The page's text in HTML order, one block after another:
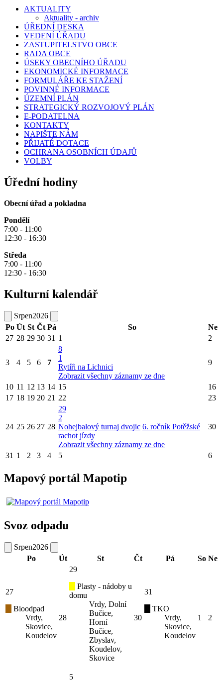
AKTUALITY
Aktuality - archiv
ÚŘEDNÍ DESKA
VEDENÍ ÚŘADU
ZASTUPITELSTVO OBCE
RADA OBCE
ÚSEKY OBECNÍHO ÚŘADU
EKONOMICKÉ INFORMACE
FORMULÁŘE KE STAŽENÍ
POVINNÉ INFORMACE
ÚZEMNÍ PLÁN
STRATEGICKÝ ROZVOJOVÝ PLÁN
E-PODATELNA
KONTAKTY
NAPIŠTE NÁM
PŘIJATÉ DOTACE
OCHRANA OSOBNÍCH ÚDAJŮ
VOLBY
Úřední hodiny
Obecní úřad a pokladna
Pondělí
7:00 - 11:00
12:30 - 16:30
Středa
7:00 - 11:00
12:30 - 16:30
Kulturní kalendář
Srpen2026
Po Út St Čt Pá So
Ne
27 28 29 30 31 1 2
3 4 5 6 7
8
1
Rytíři na Lichnici
Zobrazit všechny záznamy ze dne
9
10 11 12 13 14 15
16
17 18 19 20 21 22 23
24 25 26 27 28
29
2
Nohejbalový turnaj dvojic 6. ročník Potěžské
rachot jízdy
Zobrazit všechny záznamy ze dne
30
31 1 2 3 4 5 6
Mapový portál Mapotip
Svoz odpadu
Srpen2026
Po
Út St Čt Pá So Ne
27
Bioodpad
Vrdy,
Skovice,
Koudelov
28
29
Plasty - nádoby u
domu
Vrdy, Dolní
Bučice,
Horní
Bučice,
Zbyslav,
Koudelov,
Skovice
30
31
TKO
Vrdy,
Skovice,
Koudelov
1 2
5